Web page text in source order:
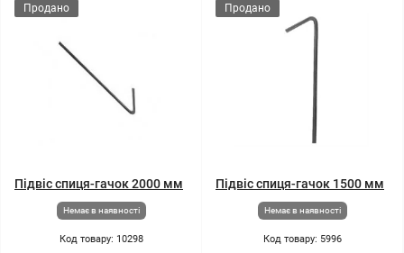
Продано
Підвіс спиця-гачок 2000 мм
Немає в наявності
Код товару: 10298
Продано
Підвіс спиця-гачок 1500 мм
Немає в наявності
Код товару: 5996